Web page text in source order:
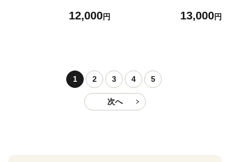
もの フルーツ おやつ 特産 熊
12,000円
に出荷予定(土日祝除く)》熊
13,000円
1 2 3 4 5
次へ